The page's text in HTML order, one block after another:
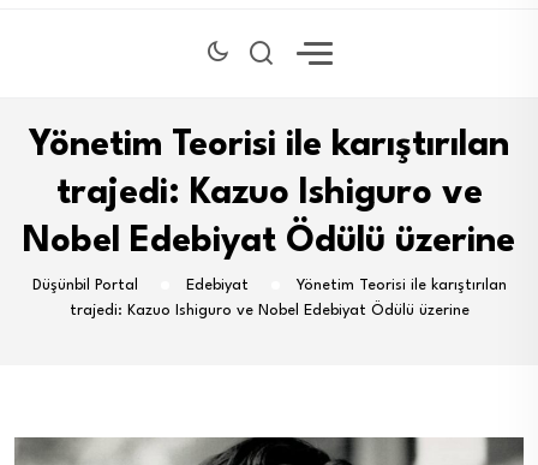
Yönetim Teorisi ile karıştırılan
trajedi: Kazuo Ishiguro ve
Nobel Edebiyat Ödülü üzerine
Düşünbil Portal Edebiyat
Yönetim Teorisi ile karıştırılan
trajedi: Kazuo Ishiguro ve Nobel Edebiyat Ödülü üzerine